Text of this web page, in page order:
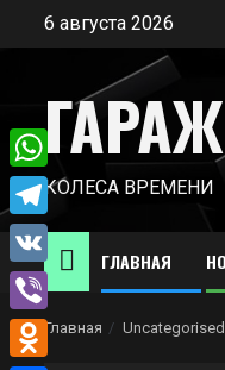
Перейти6 августа 2026
КОЛЕСА ВРЕМЕНИ
ГЛАВНАЯ
Главная Uncategorised
WhatsApp
Telegram
VK
Viber